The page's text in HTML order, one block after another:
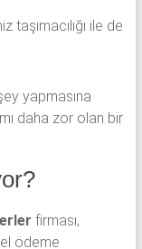
ile de
yapmasına
daha zor olan bir
firması,
ödeme